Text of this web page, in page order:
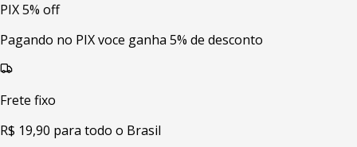
PIX 5% off
Pagando no PIX voce ganha 5% de desconto
Frete fixo
R$ 19,90 para todo o Brasil